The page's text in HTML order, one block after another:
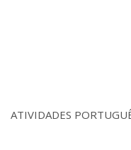
ATIVIDADES